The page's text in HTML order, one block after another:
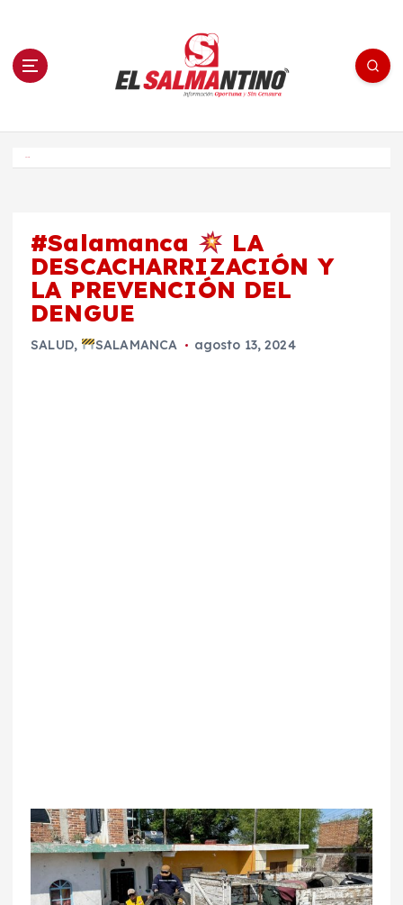
n El Salmantino - medios/noticias/editorial
#Salamanca LA
DESCACHARRIZACIÓN Y
LA PREVENCIÓN DEL
DENGUE
SALUD, SALAMANCA agosto 13, 2024